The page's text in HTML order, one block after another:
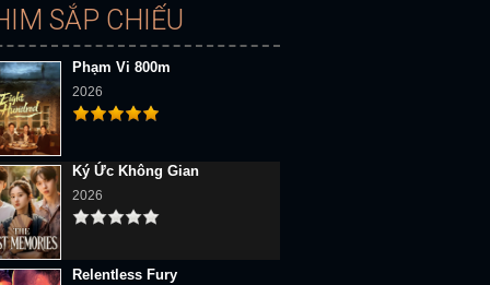
SẮP CHIẾU
Phạm Vi 800m
2026
Ký Ức Không Gian
2026
Relentless Fury